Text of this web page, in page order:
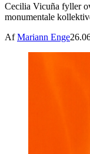
Cecilia Vicuña fyller
monumentale
AfMariann Enge